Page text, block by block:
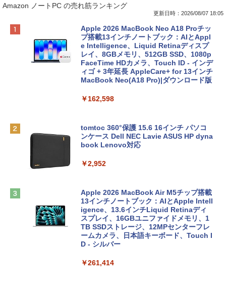
Amazon ノートPC の売れ筋ランキング
更新日時：2026/08/07 18:05
Apple 2026 MacBook Neo A18 Proチッ
プ搭載13インチノートブック：AIとAppl
e Intelligence、Liquid Retinaディスプ
レイ、8GBメモリ、512GB SSD、1080p
FaceTime HDカメラ、Touch ID - インデ
ィゴ + 3年延長 AppleCare+ for 13インチ
MacBook Neo(A18 Pro)|ダウンロード版
￥162,598
tomtoc 360°保護 15.6 16インチ パソコ
ンケース Dell NEC Lavie ASUS HP dyna
book Lenovo対応
￥2,952
Apple 2026 MacBook Air M5チップ搭載
13インチノートブック：AIとApple Intell
igence、13.6インチLiquid Retinaディ
スプレイ、16GBユニファイドメモリ、1
TB SSDストレージ、12MPセンターフレ
ームカメラ、日本語キーボード、Touch I
D - シルバー
￥261,414